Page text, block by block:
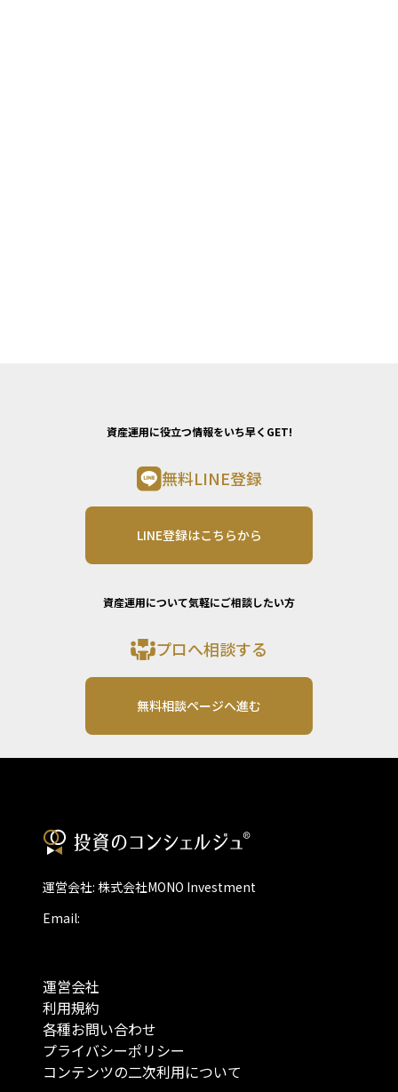
資産運用に役立つ情報をいち早くGET!
無料LINE登録
LINE登録はこちらから
資産運用について気軽にご相談したい方
プロへ相談する
無料相談ページへ進む
運営会社: 株式会社MONO Investment
Email:
運営会社
利用規約
各種お問い合わせ
プライバシーポリシー
コンテンツの二次利用について